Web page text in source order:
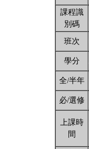
課程識
別碼
班次
學分
全/半年
必/選修
上課時
間